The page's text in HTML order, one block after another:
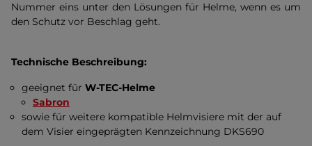
Nummer eins unter den Lösungen für Helme, wenn es um
den Schutz vor Beschlag geht.
Technische Beschreibung:
geeignet fürW-TEC-Helme
Sabron
sowie für weitere kompatible Helmvisiere mit der auf
dem Visier eingeprägten Kennzeichnung DKS690